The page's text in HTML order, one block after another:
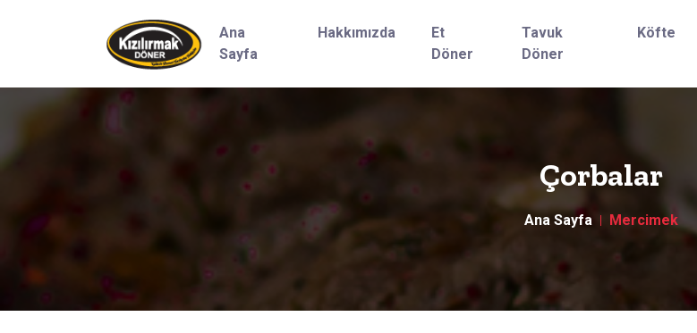
Ana
Sayfa
Hakkımızda
Et
Döner
Tavuk
Döner
Köfte
Çorbalar
Ana Sayfa Mercimek